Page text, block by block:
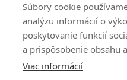
Súbory cookie
analýzu informácií o
poskytovanie funkcií
a prispôsobenie obsahu
Viac informácií